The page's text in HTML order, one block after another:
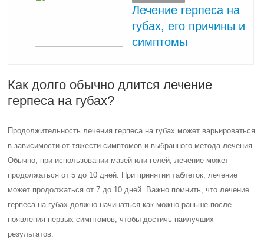
Лечение герпеса на
губах, его причины и
симптомы
Как долго обычно длится лечение
герпеса на губах?
Продолжительность лечения герпеса на губах может варьироваться
в зависимости от тяжести симптомов и выбранного метода лечения.
Обычно, при использовании мазей или гелей, лечение может
продолжаться от 5 до 10 дней. При принятии таблеток, лечение
может продолжаться от 7 до 10 дней. Важно помнить, что лечение
герпеса на губах должно начинаться как можно раньше после
появления первых симптомов, чтобы достичь наилучших
результатов.